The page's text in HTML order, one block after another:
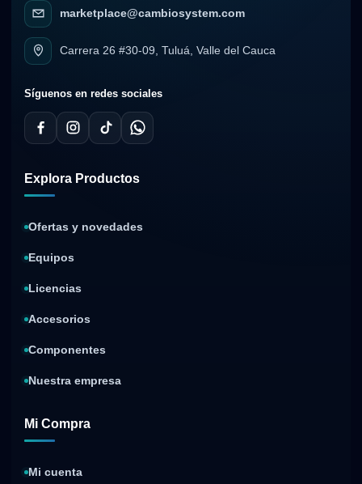
marketplace@cambiosystem.com
Carrera 26 #30-09, Tuluá, Valle del Cauca
Síguenos en redes sociales
Explora Productos
Ofertas y novedades
Equipos
Licencias
Accesorios
Componentes
Nuestra empresa
Mi Compra
Mi cuenta